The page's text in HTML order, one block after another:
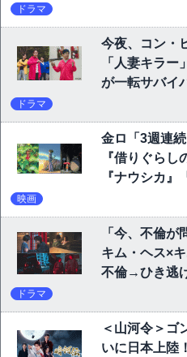
ドラマ
今夜、コン・
「人妻キラ
が一転サバイ
ドラマ
金ロ「3週連
『借りぐら
『ナウシカ
映画
「今、不倫が
キム・ヘス×
不倫→ひき逃
ドラマ
＜山河令＞ゴ
いに日本上陸